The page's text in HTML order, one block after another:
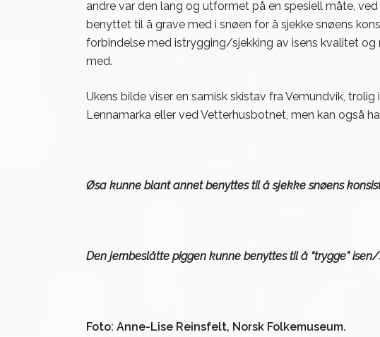
andre var den lang og utformet på en spesiell måte,
benyttet til å grave med i snøen for å sjekke snøens
forbindelse med istrygging/sjekking av isens kvalitet og
med.
Ukens bilde viser en samisk skistav fra Vemundvik,
Lennamarka eller ved Vetterhusbotnet, men kan også
Øsa kunne blant annet benyttes til å sjekke snøens
Den jernbeslåtte piggen kunne benyttes til å “trygge”
Foto: Anne-Lise Reinsfelt, Norsk Folkemuseum.